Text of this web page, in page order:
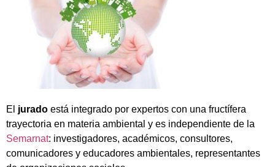
El jurado está integrado por expertos con una fructífera
trayectoria en materia ambiental y es independiente de la
Semarnat: investigadores, académicos, consultores,
comunicadores y educadores ambientales, representantes